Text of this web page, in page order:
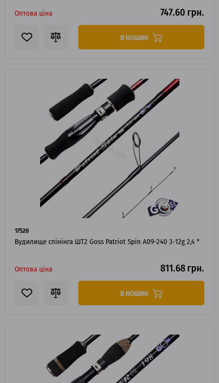
Оптова ціна
747.60 грн.
В КОШИК
17520
Вудилище спінінга ШТ2 Goss Patriot Spin A09-240 3-12g 2,4 *
Оптова ціна 811.68 грн.
В КОШИК